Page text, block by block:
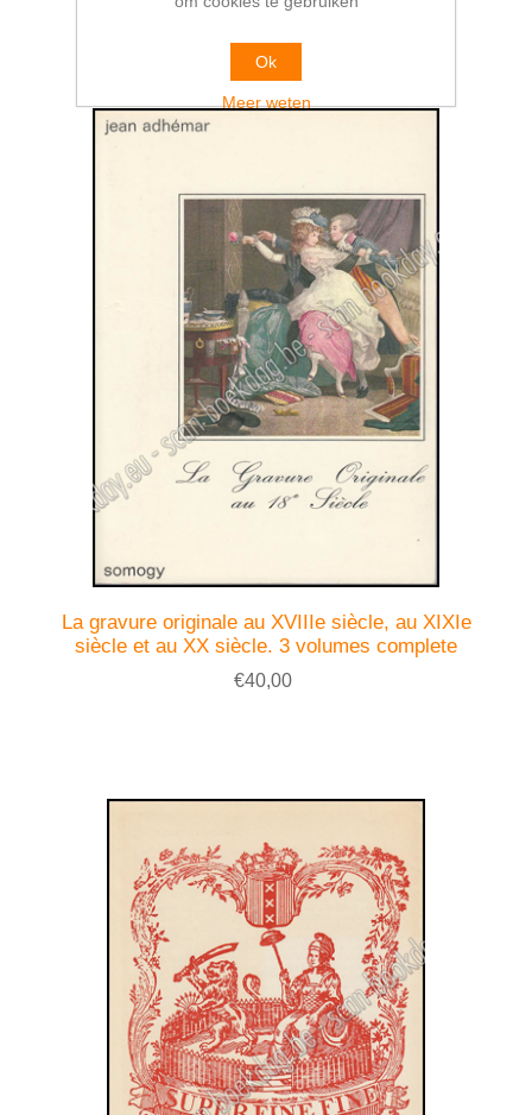
La gravure originale au XVIIIe siècle, au XIXIe
siècle et au XX siècle. 3 volumes complete
€40,00
Ok
Meer weten